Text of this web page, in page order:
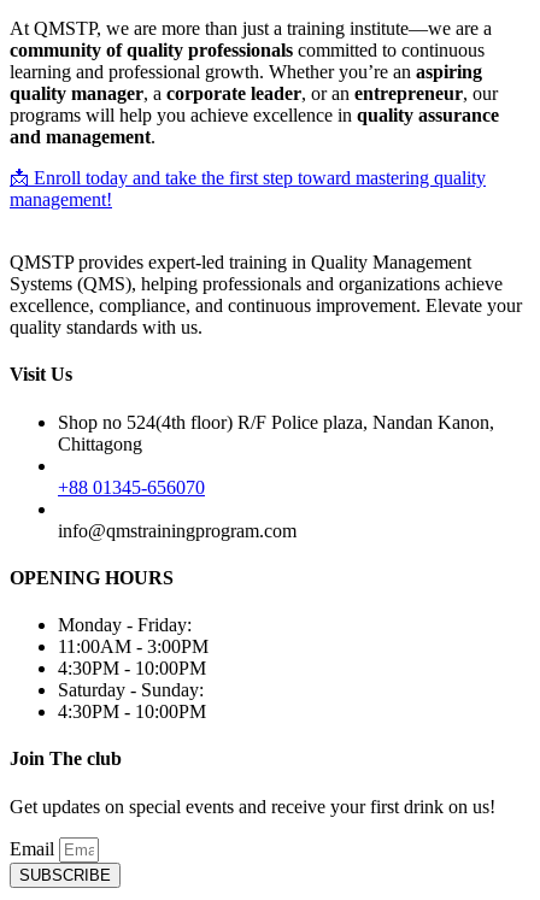
At QMSTP, we are more than just a training institute—we are a
community of quality professionals committed to continuous
learning and professional growth. Whether you’re an aspiring
quality manager, a corporate leader, or an entrepreneur, our
programs will help you achieve excellence in quality assurance
and management.
📩 Enroll today and take the first step toward mastering quality
management!
QMSTP provides expert-led training in Quality Management
Systems (QMS), helping professionals and organizations achieve
excellence, compliance, and continuous improvement. Elevate your
quality standards with us.
Visit Us
Shop no 524(4th floor) R/F Police plaza, Nandan Kanon,
Chittagong
+88 01345-656070
info@qmstrainingprogram.com
OPENING HOURS
Monday - Friday:
11:00AM - 3:00PM
4:30PM - 10:00PM
Saturday - Sunday:
4:30PM - 10:00PM
Join The club
Get updates on special events and receive your first drink on us!
Email
SUBSCRIBE